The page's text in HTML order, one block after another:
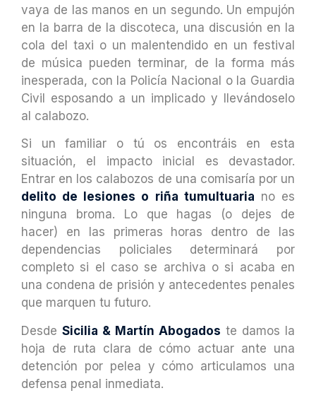
vaya de las manos en un segundo. Un empujón
en la barra de la discoteca, una discusión en la
cola del taxi o un malentendido en un festival
de música pueden terminar, de la forma más
inesperada, con la Policía Nacional o la Guardia
Civil esposando a un implicado y llevándoselo
al calabozo.
Si un familiar o tú os encontráis en esta
situación, el impacto inicial es devastador.
Entrar en los calabozos de una comisaría por un
delito de lesiones o riña tumultuaria no es
ninguna broma. Lo que hagas (o dejes de
hacer) en las primeras horas dentro de las
dependencias policiales determinará por
completo si el caso se archiva o si acaba en
una condena de prisión y antecedentes penales
que marquen tu futuro.
Desde Sicilia & Martín Abogados te damos la
hoja de ruta clara de cómo actuar ante una
detención por pelea y cómo articulamos una
defensa penal inmediata.